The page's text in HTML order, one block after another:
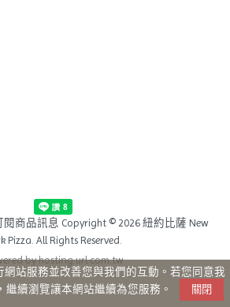
閱商品訊息 Copyright © 2026 紐約比薩 New
Pizza. All Rights Reserved.
by hosting.url.com.tw
網站服務並改善您與我們的互動。若您同意我
繼續瀏覽讓本網站繼續為您服務。